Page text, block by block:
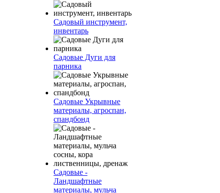
Садовый инструмент,
инвентарь
Садовые Дуги для
парника
Садовые Укрывные
материалы, агроспан,
спандбонд
Садовые -
Ландшафтные
материалы, мульча